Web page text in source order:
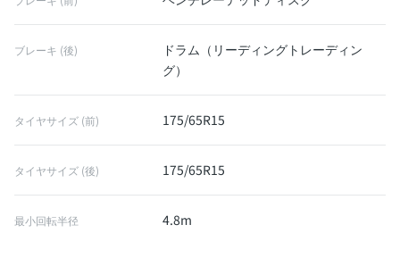
ブレーキ (後)
ドラム（リーディングトレーディン
グ）
タイヤサイズ (前) 175/65R15
タイヤサイズ (後) 175/65R15
最小回転半径 4.8m